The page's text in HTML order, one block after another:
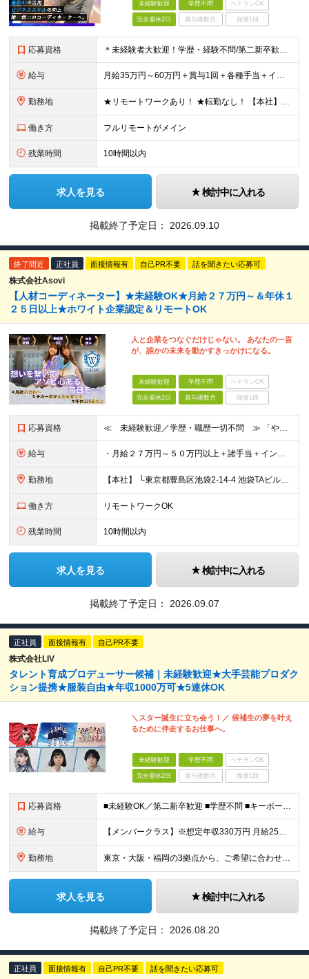
未経験歓迎 学歴不問 ベテランOK
完全週休2日 賞与複数月 面接1回
応募資格 ＊未経験者大歓迎！学歴・経験不問/第二新卒歓迎/WEB面接可能＊ ▼未経験歓迎＆完全ポテンシャル採用！▼ 経験は一切不問！ 面接では「あなたの想い」を教えてください◎ ▼こんな方を歓迎します！▼
給与 月給35万円～60万円＋賞与1回＋各種手当＋インセンティブ ★Point：経験者の方は100％年収UPでの待遇提示も可能！ 【インセンティブについて】 プロジェクト報酬：PJ単価に応じて支給 ※
勤務地 ★リモートワークあり！ ★転勤なし！ 【本社】東京都港区虎ノ門1-16-16 虎ノ門一丁目MGビル ∟虎ノ門駅から徒歩3分のピカピカのオフィス ※その他、1都3県を中心としたプロジェクト先 ※親会
働き方 フルリモートがメイン
残業時間 10時間以内
求人を見る 検討中に入れる
掲載終了予定日： 2026.09.10
終了間近 正社員 面接情報有 自己PR不要 話を聞きたい応募可
株式会社Asovi
【人材コーディネーター】★未経験OK★月給２７万円～＆年休１
２５日以上★ホワイト企業認定＆リモートOK
人と企業をつなぐだけじゃない。 あなたの一言
が、誰かの未来を動かすきっかけになる。
未経験歓迎 学歴不問 ベテランOK
完全週休2日 賞与複数月 面接1回
応募資格 ≪ 未経験歓迎／学歴・職歴一切不問 ≫ 「やりたいことはまだ決まっていないけど、何かを始めたい」 「人と関わる仕事に興味がある」——そんな方も大歓迎です！ Asoviでは、“今まで”よりも“これから
給与 ・月給２７万円～５０万円以上＋諸手当＋インセンティブ ※超過分は別途全額支給します。 【 入社時の想定年収 】 ・年収４５０万円 ＜インセンティブ制度について＞ 社員一人ひとりの頑張りを多角的に評
勤務地 【本社】 └東京都豊島区池袋2-14-4 池袋TAビル8F ★あなたの希望を最大限考慮！ ・都内（池袋・新宿・渋谷・目黒・青山）・埼玉・千葉・神奈川・茨城・栃木・群馬 ※勤務先は本社または支社とな
働き方 リモートワークOK
残業時間 10時間以内
求人を見る 検討中に入れる
掲載終了予定日： 2026.09.07
正社員 面接情報有 自己PR不要
株式会社LIV
タレント育成プロデューサー候補｜未経験歓迎★大手芸能プロダク
ション提携★服装自由★年収1000万可★5連休OK
＼スター誕生に立ち会う！／ 候補生の夢を叶え
るために伴走するお仕事へ。
未経験歓迎 学歴不問 ベテランOK
完全週休2日 賞与複数月 面接1回
応募資格 ■未経験OK／第二新卒歓迎 ■学歴不問 ■キーボードでWeb検索ができる程度のPCスキルがある方 ☆こんな人が働いています☆ ＊性別や年齢関係なく人と話すことが好き！ ＊人の喜びや感動を一緒に喜びた
給与 【メンバークラス】※想定年収330万円 月給25万円～27万5000円 【リーダークラス】※想定年収372万～402万円 月給28万円～30万5000円 ★試用期間6ヶ月（試用期間中の雇用形態は
勤務地 東京・大阪・福岡の3拠点から、ご希望に合わせて勤務地を決定いたします。 ※配属先や担当企業などによって勤務先が異なります。詳しくは別途ご説明します ※勤務エリアについては、ご本人の居住地やご希望を考慮
求人を見る 検討中に入れる
掲載終了予定日： 2026.08.20
正社員 面接情報有 自己PR不要 話を聞きたい応募可